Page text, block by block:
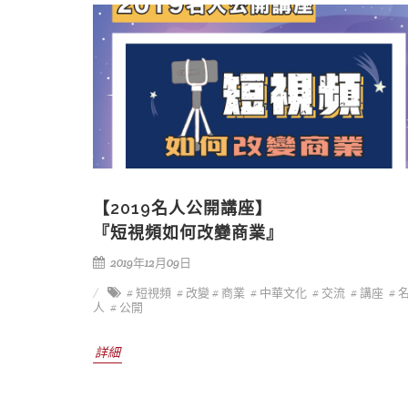
【2019名人公開講座】
『短視頻如何改變商業』
2019年12月09日
# 短視頻 # 改變 # 商業 # 中華文化 # 交流 # 講座 #
人 # 公開
詳細